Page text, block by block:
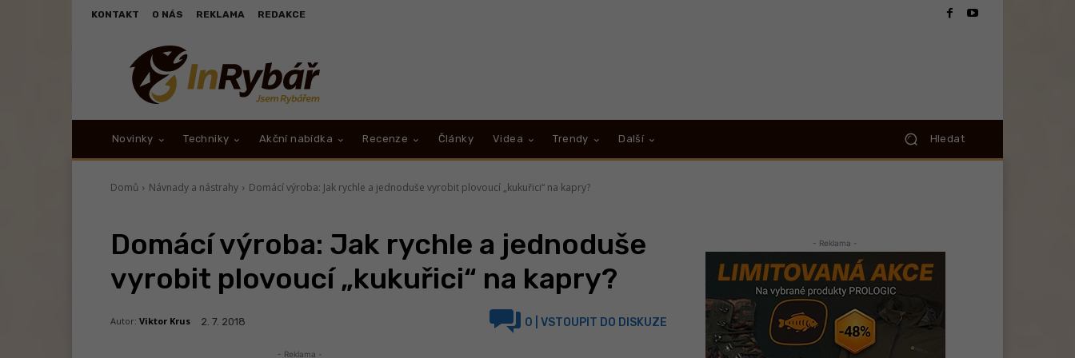
KONTAKT O NÁS REKLAMA REDAKCE
Novinky Techniky Akční nabídka Recenze Články Videa Trendy Další Hledat
Domů Návnady a nástrahy Domácí výroba: Jak rychle a jednoduše vyrobit plovoucí „kukuřici“ na kapry?
Domácí výroba: Jak rychle a jednoduše
vyrobit plovoucí „kukuřici“ na kapry?
Autor: Viktor Krus 2. 7. 2018 0 | VSTOUPIT DO DISKUZE
- Reklama -
- Reklama -